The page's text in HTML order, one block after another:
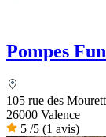
Pompes
105 rue des
26000 Valence
5 /5 (1 avis)